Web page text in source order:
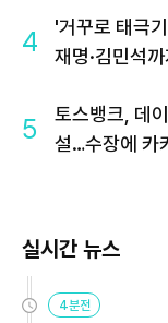
4
'거꾸로 태극
재명·김민석
5
토스뱅크, 데
설…수장에 카
실시간 뉴스
4분전